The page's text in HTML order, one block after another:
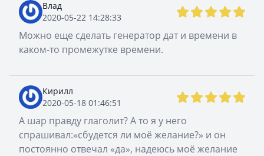
Влад
2020-05-22 14:28:33
Можно еще сделать генератор дат и времени в
каком-то промежутке времени.
Кирилл
2020-05-18 01:46:51
А шар правду глаголит? А то я у него
спрашивал:«сбудется ли моё желание?» и он
постоянно отвечал «да», надеюсь моё желание